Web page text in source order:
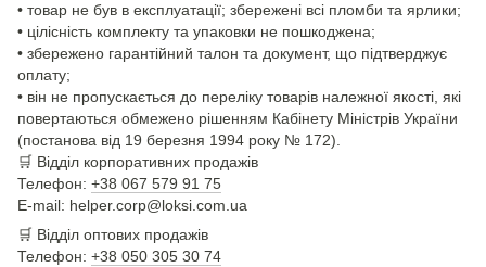
• товар не був в експлуатації; збережені всі пломби та ярлики;
• цілісність комплекту та упаковки не пошкоджена;
• збережено гарантійний талон та документ, що підтверджує
оплату;
• він не пропускається до переліку товарів належної якості, які
повертаються обмежено рішенням Кабінету Міністрів України
(постанова від 19 березня 1994 року № 172).
🛒 Відділ корпоративних продажів
Телефон: +38 067 579 91 75
E-mail: helper.corp@loksi.com.ua
🛒 Відділ оптових продажів
Телефон: +38 050 305 30 74